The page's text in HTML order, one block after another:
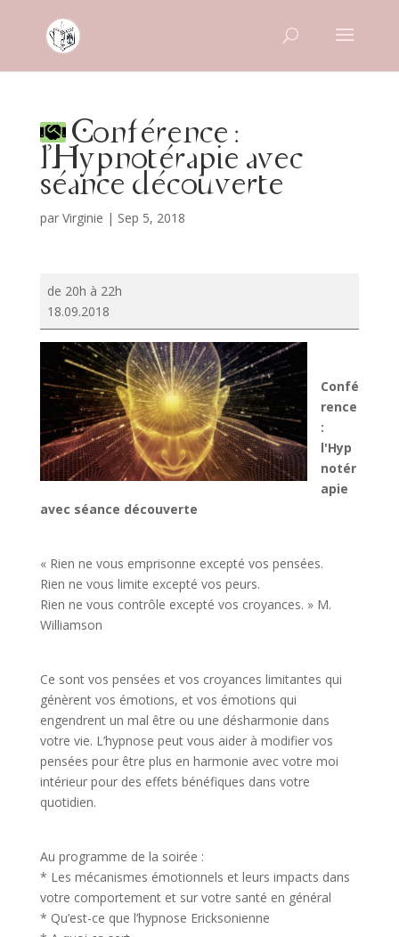
Conférence :
l'Hypnotérapie avec
séance découverte
par Virginie | Sep 5, 2018
Conférence
avec
séance
découverte
de 20h à 22h
18.09.2018
Confé
rence
:
l'Hyp
notér
apie
avec séance découverte
« Rien ne vous emprisonne excepté vos pensées.
Rien ne vous limite excepté vos peurs.
Rien ne vous contrôle excepté vos croyances. » M.
Williamson
Ce sont vos pensées et vos croyances limitantes qui
génèrent vos émotions, et vos émotions qui
engendrent un mal être ou une désharmonie dans
votre vie. L’hypnose peut vous aider à modifier vos
pensées pour être plus en harmonie avec votre moi
intérieur pour des effets bénéfiques dans votre
quotidien.
Au programme de la soirée :
* Les mécanismes émotionnels et leurs impacts dans
votre comportement et sur votre santé en général
* Qu’est-ce que l’hypnose Ericksonienne